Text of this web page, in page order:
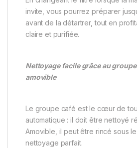
invite, vous pourrez préparer
avant de la détartrer, tout en
claire et purifiée.
Nettoyage facile grâce au
amovible
Le groupe café est le cœur de
automatique : il doit être nettoyé
Amovible, il peut être rincé sous
nettoyage parfait.